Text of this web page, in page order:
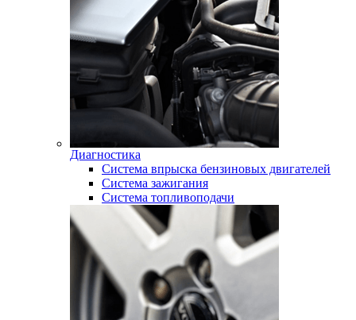
Диагностика
Система впрыска бензиновых двигателей
Система зажигания
Система топливоподачи